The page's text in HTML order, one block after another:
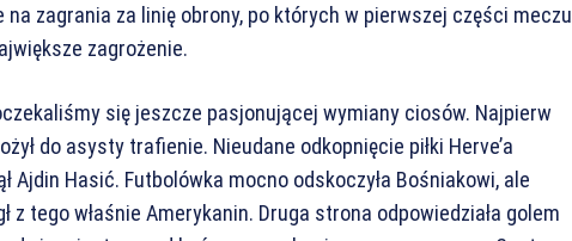
na zagrania za linię obrony, po których w pierwszej części meczu
zagrożenie.
się jeszcze pasjonującej wymiany ciosów. Najpierw
do asysty trafienie. Nieudane odkopnięcie piłki Herve’a
Ajdin Hasić. Futbolówka mocno odskoczyła Bośniakowi, ale
z tego właśnie Amerykanin. Druga strona odpowiedziała golem